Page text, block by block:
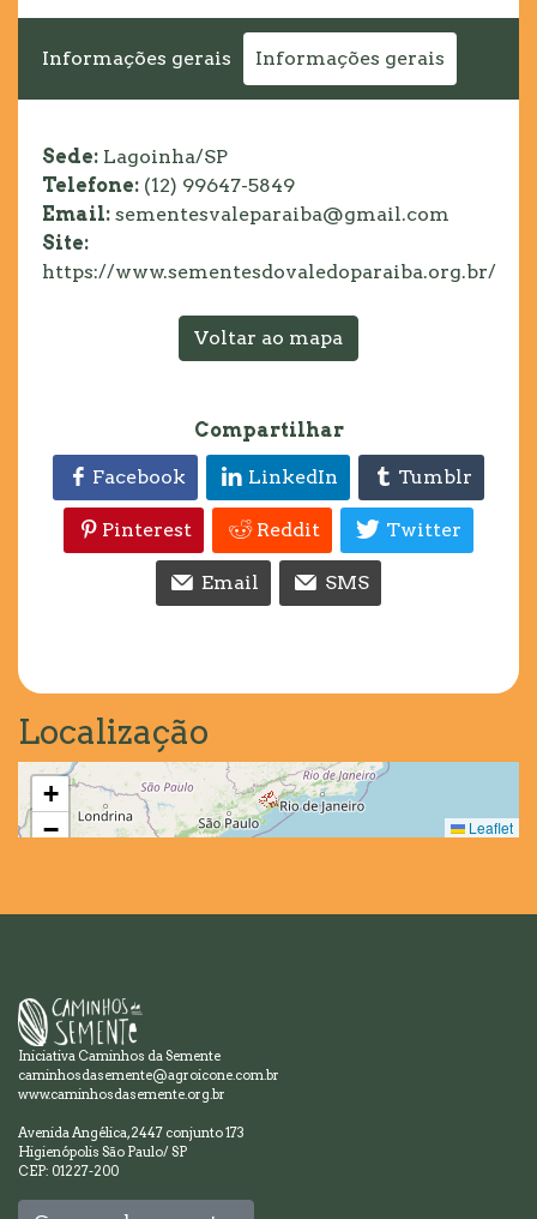
Informações gerais Informações gerais
Sede: Lagoinha/SP
Telefone: (12) 99647-5849
Email: sementesvaleparaiba@gmail.com
Site:
https://www.sementesdovaledoparaiba.org.br/
Voltar ao mapa
Compartilhar
Facebook LinkedIn Tumblr
Pinterest Reddit Twitter
Email SMS
Localização
+
−
Leaflet
Iniciativa Caminhos da Semente
caminhosdasemente@agroicone.com.br
www.caminhosdasemente.org.br
Avenida Angélica, 2447 conjunto 173
Higienópolis São Paulo/ SP
CEP: 01227-200